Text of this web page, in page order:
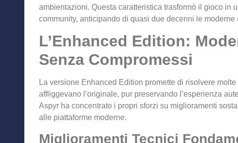
ambientazioni. Questa caratteristica trasformò il gioco in
community, anticipando di quasi due decenni le
L’Enhanced Edition:
Senza Compromessi
La versione Enhanced Edition promette di risolvere
affliggevano l’originale, pur preservando l’esperienza
Aspyr ha concentrato i propri sforzi su miglioramenti
alle piattaforme moderne.
Miglioramenti Tecnici